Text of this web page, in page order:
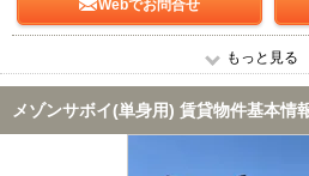
Webでお問合せ
もっと見る
メゾンサボイ(単身用) 賃貸物件基本情